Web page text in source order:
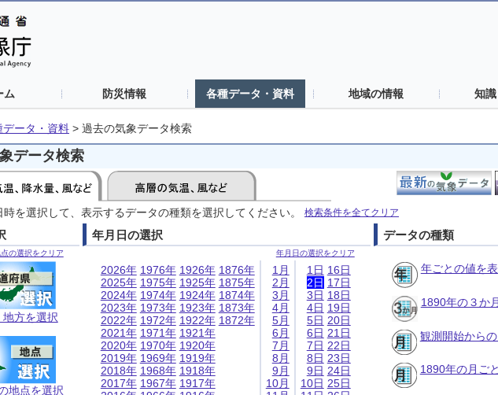
ム 防災情報 各種データ・資料 地域の情報 知
データ・資料 > 過去の気象データ検索
データ検索
を選択して、表示するデータの種類を選択してください。 検索条件を全てクリア
の選択をクリア
方を選択
地点を選択
年月日の選択
年月日の選択をクリア
2026年
2025年
2024年
2023年
2022年
2021年
2020年
2019年
2018年
2017年
1976年
1975年
1974年
1973年
1972年
1971年
1970年
1969年
1968年
1967年
1926年
1925年
1924年
1923年
1922年
1921年
1920年
1919年
1918年
1917年
1876年
1875年
1874年
1873年
1872年
1月
2月
3月
4月
5月
6月
7月
8月
9月
10月
1日
2日
3日
4日
5日
6日
7日
8日
9日
10日
16日
17日
18日
19日
20日
21日
22日
23日
24日
25日
データの種類
年ごとの値を
1890年の３か
観測開始から
1890年の月ご